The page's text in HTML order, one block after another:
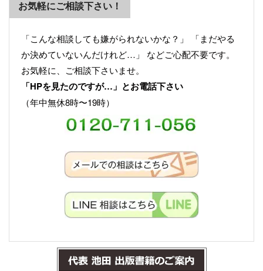
お気軽にご相談下さい！
「こんな相談しても嫌がられないかな？」 「まだやる
か決めていないんだけれど…」 などご心配不要です。
お気軽に、ご相談下さいませ。
「HPを見たのですが…」とお電話下さい
（年中無休8時〜19時）